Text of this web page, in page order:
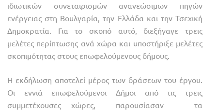
ιδιωτικών συνεταιρισμών ανανεώσιμων πηγών
ενέργειας στη Βουλγαρία, την Ελλάδα και την Τσεχική
Δημοκρατία. Για το σκοπό αυτό, διεξήγαγε τρεις
μελέτες περίπτωσης ανά χώρα και υποστήριξε μελέτες
σκοπιμότητας στους επωφελούμενους δήμους.
Η εκδήλωση αποτελεί μέρος των δράσεων του έργου.
Οι εννιά επωφελούμενοι Δήμοι από τις τρεις
συμμετέχουσες χώρες, παρουσίασαν τα